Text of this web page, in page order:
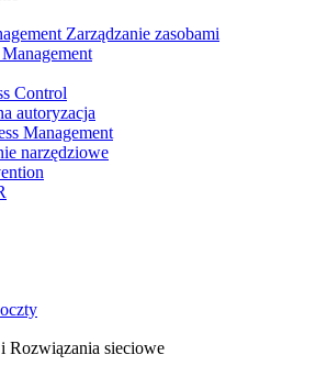
Zarządzanie zasobami
Control
autoryzacja
Management
narzędziowe
sieciowe